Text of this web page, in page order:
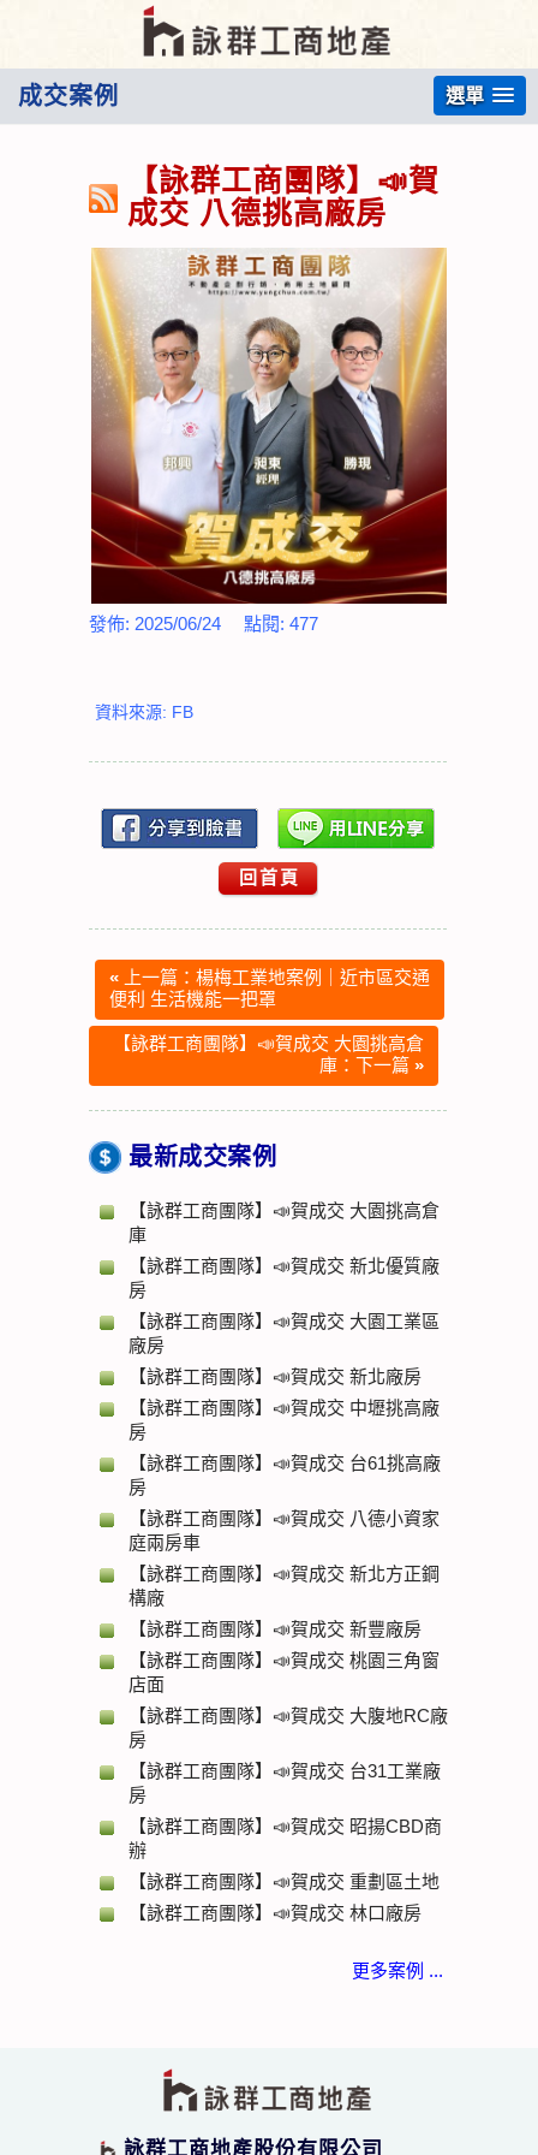
成交案例 選單
【詠群工商團隊】📣賀
成交 八德挑高廠房
發佈: 2025/06/24 點閱: 477
資料來源: FB
回首頁
« 上一篇：楊梅工業地案例｜近市區交通
便利 生活機能一把罩
【詠群工商團隊】📣賀成交 大園挑高倉
庫：下一篇 »
最新成交案例
【詠群工商團隊】📣賀成交 大園挑高倉
庫
【詠群工商團隊】📣賀成交 新北優質廠
房
【詠群工商團隊】📣賀成交 大園工業區
廠房
【詠群工商團隊】📣賀成交 新北廠房
【詠群工商團隊】📣賀成交 中壢挑高廠
房
【詠群工商團隊】📣賀成交 台61挑高廠
房
【詠群工商團隊】📣賀成交 八德小資家
庭兩房車
【詠群工商團隊】📣賀成交 新北方正鋼
構廠
【詠群工商團隊】📣賀成交 新豐廠房
【詠群工商團隊】📣賀成交 桃園三角窗
店面
【詠群工商團隊】📣賀成交 大腹地RC廠
房
【詠群工商團隊】📣賀成交 台31工業廠
房
【詠群工商團隊】📣賀成交 昭揚CBD商
辦
【詠群工商團隊】📣賀成交 重劃區土地
【詠群工商團隊】📣賀成交 林口廠房
更多案例 ...
詠群工商地產股份有限公司